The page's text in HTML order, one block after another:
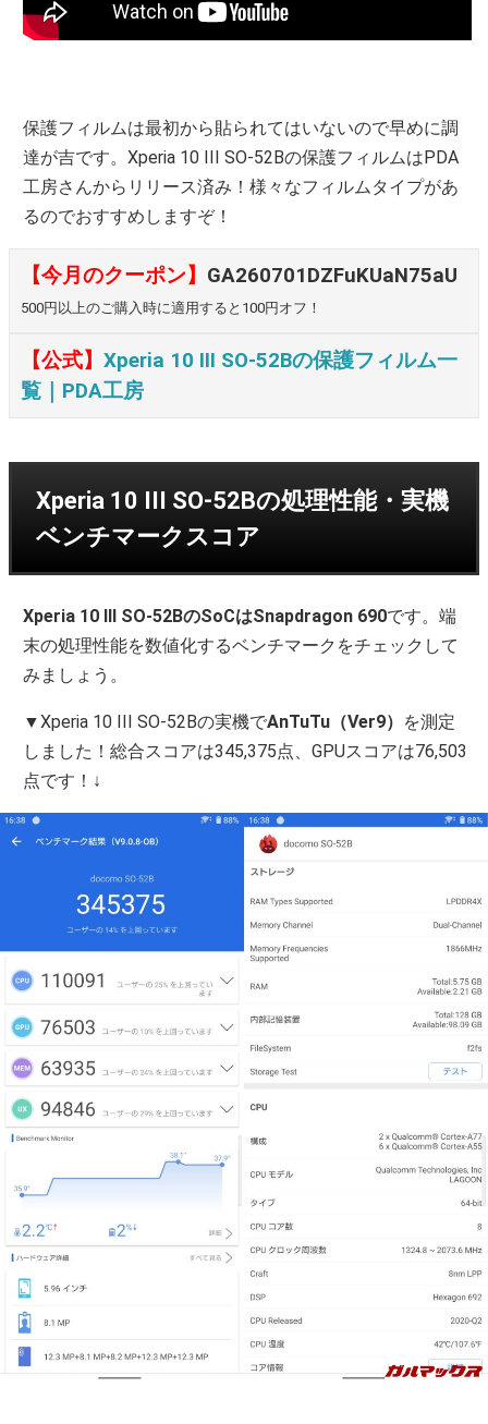
保護フィルムは最初から貼られてはいないので早めに調
達が吉です。Xperia 10 III SO-52Bの保護フィルムはPDA
工房さんからリリース済み！様々なフィルムタイプがあ
るのでおすすめしますぞ！
【今月のクーポン】 GA260701DZFuKUaN75aU
500円以上のご購入時に適用すると100円オフ！
【公式】 Xperia 10 III SO-52Bの保護フィルム一
覧｜PDA工房
Xperia 10 III SO-52Bの処理性能・実機
ベンチマークスコア
Xperia 10 III SO-52BのSoCはSnapdragon 690です。端
末の処理性能を数値化するベンチマークをチェックして
みましょう。
▼Xperia 10 III SO-52Bの実機でAnTuTu（Ver9） を測定
しました！総合スコアは345,375点、GPUスコアは76,503
点です！↓